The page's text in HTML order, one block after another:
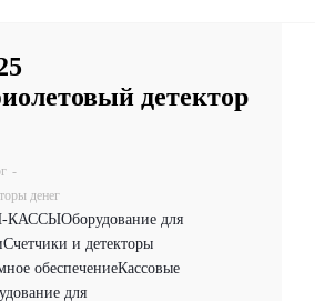
детектор
-
денег
КАССЫОборудование для
Счетчики и детекторы
обеспечениеКассовые
для